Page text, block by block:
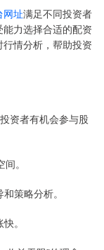
网址满足不同投资者
力选择合适的配资
情分析，帮助投资
资者有机会参与股
。
策略分析。
。